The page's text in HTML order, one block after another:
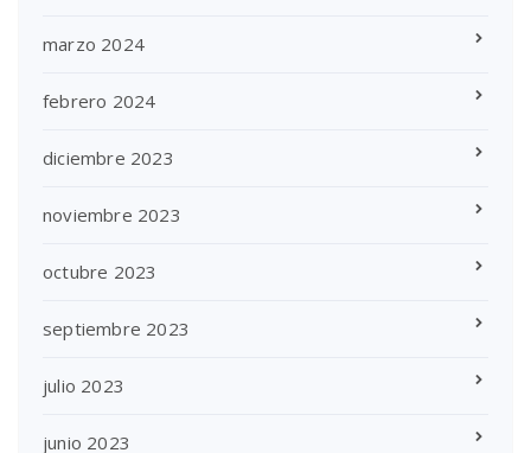
marzo 2024
febrero 2024
diciembre 2023
noviembre 2023
octubre 2023
septiembre 2023
julio 2023
junio 2023